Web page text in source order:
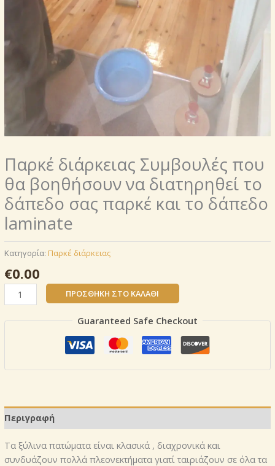
Παρκέ διάρκειας Συμβουλές που
θα βοηθήσουν να διατηρηθεί το
δάπεδο σας παρκέ και το δάπεδο
laminate
Κατηγορία: Παρκέ διάρκειας
€0.00
Παρκέ
διάρκειας
Συμβουλές
να
δάπεδο
σας
παρκέ
και
ΠΡΟΣΘΉΚΗ ΣΤΟ ΚΑΛΆΘΙ
Guaranteed Safe Checkout
Περιγραφή
Τα ξύλινα πατώματα είναι κλασικά , διαχρονικά και
συνδυάζουν πολλά πλεονεκτήματα γιατί ταιριάζουν σε όλα τα